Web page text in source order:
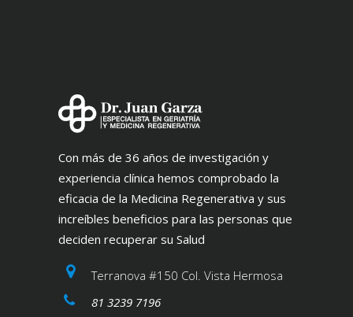
Con más de 36 años de investigación y
experiencia clínica hemos comprobado la
eficacia de la Medicina Regenerativa y sus
increíbles beneficios para las personas que
deciden recuperar su Salud
Terranova #150 Col. Vista Hermosa
81 3239 7196